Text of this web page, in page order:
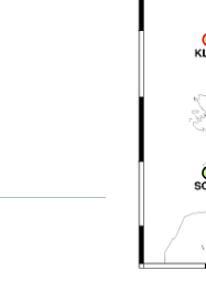
alammenüü
alammenüü
alammenüü